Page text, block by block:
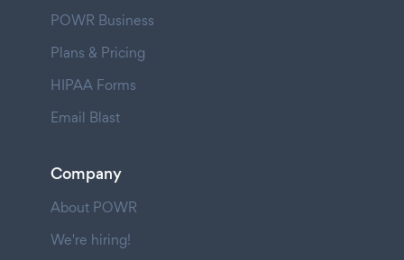
POWR Business
Plans & Pricing
HIPAA Forms
Email Blast
Company
About POWR
We're hiring!